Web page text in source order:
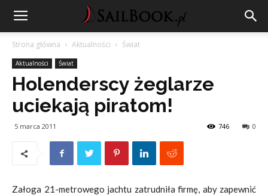
Strona główna Aktualności Świat
Aktualności Świat
Holenderscy żeglarze
uciekają piratom!
5 marca 2011 0
746
Załoga 21-metrowego jachtu zatrudniła firmę, aby zapewnić